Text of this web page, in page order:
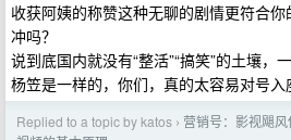
收获阿姨的称赞这种无聊的剧情更符合
冲吗？
说到底国内就没有“整活”“搞笑”的土壤，
杨笠是一样的，你们，真的太容易对号入
Replied to a topic by katos › 营销号：影视飓